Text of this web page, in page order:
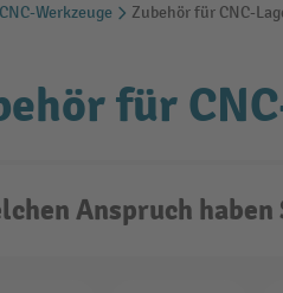
Werkzeuge Zubehör für CNC-
für
Anspruch